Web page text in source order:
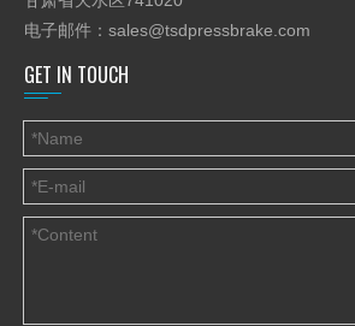
电子邮件： sales@tsdpressbrake.com
GET IN TOUCH